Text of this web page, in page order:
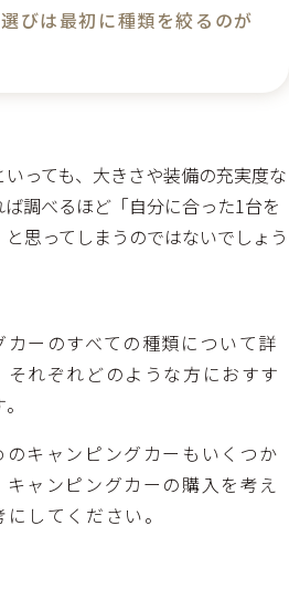
びは最初に種類を絞るのが
っても、大きさや装備の充実度な
調べるほど「自分に合った1台を
思ってしまうのではないでしょう
ーのすべての種類について詳
れぞれどのような方におすす
キャンピングカーもいくつか
ャンピングカーの購入を考え
してください。